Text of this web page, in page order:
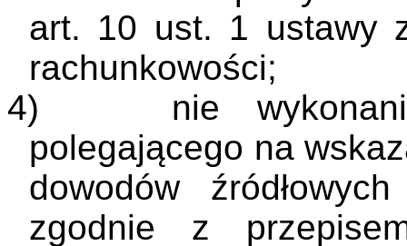
art. 10 ust. 1 ustawy
rachunkowości;
4)
nie
polegającego na
dowodów
zgodnie z